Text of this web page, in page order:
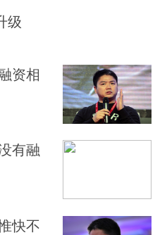
级
资相
有融
快不